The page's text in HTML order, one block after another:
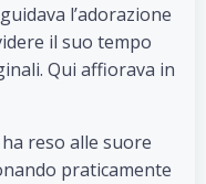
l’adorazione
il suo tempo
Qui affiorava in
reso alle suore
praticamente